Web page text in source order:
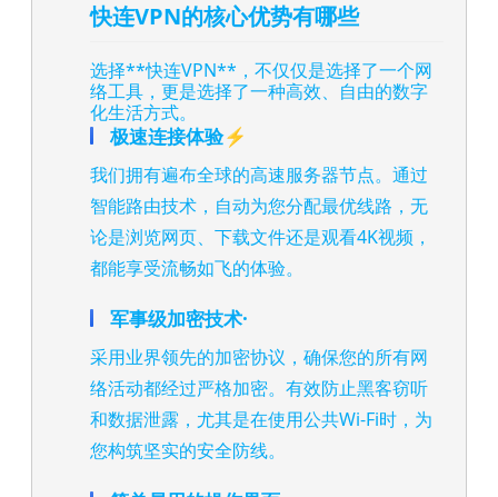
快连VPN的核心优势有哪些
选择**快连VPN**，不仅仅是选择了一个网
络工具，更是选择了一种高效、自由的数字
化生活方式。
极速连接体验⚡
我们拥有遍布全球的高速服务器节点。通过
智能路由技术，自动为您分配最优线路，无
论是浏览网页、下载文件还是观看4K视频，
都能享受流畅如飞的体验。
军事级加密技术·
采用业界领先的加密协议，确保您的所有网
络活动都经过严格加密。有效防止黑客窃听
和数据泄露，尤其是在使用公共Wi-Fi时，为
您构筑坚实的安全防线。